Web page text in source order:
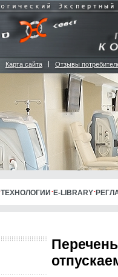
Карта сайта
Отзывы
ТЕХНОЛОГИИ E-LIBRARY